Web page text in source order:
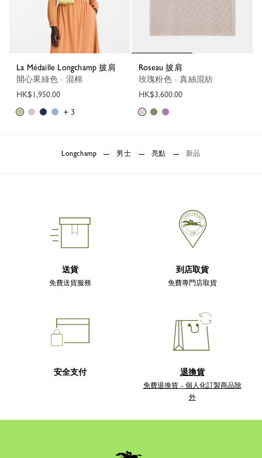
La Médaille Longchamp 披肩
開心果綠色 - 混棉
HK$1,950.00
+ 3
Roseau 披肩
玫瑰粉色 - 真絲混紡
HK$3,600.00
Longchamp 男士 亮點 新品
送貨
免費送貨服務
到店取貨
免費專門店取貨
安全支付 退換貨
免費退換貨 – 個人化訂製商品除
外